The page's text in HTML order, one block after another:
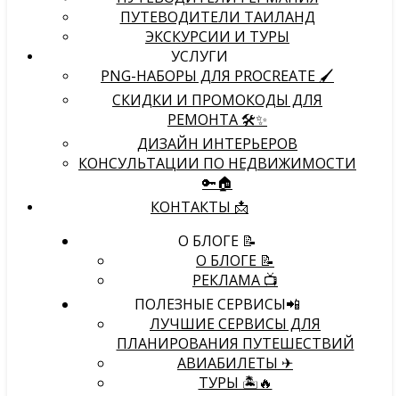
ПУТЕВОДИТЕЛИ ТАИЛАНД
ЭКСКУРСИИ И ТУРЫ
УСЛУГИ
PNG-НАБОРЫ ДЛЯ PROCREATE 🖌
СКИДКИ И ПРОМОКОДЫ ДЛЯ
РЕМОНТА 🛠️✨
ДИЗАЙН ИНТЕРЬЕРОВ
КОНСУЛЬТАЦИИ ПО НЕДВИЖИМОСТИ
🔑🏠
КОНТАКТЫ 📩
О БЛОГЕ 📝
О БЛОГЕ 📝
РЕКЛАМА 📺
ПОЛЕЗНЫЕ СЕРВИСЫ📲
ЛУЧШИЕ СЕРВИСЫ ДЛЯ
ПЛАНИРОВАНИЯ ПУТЕШЕСТВИЙ
АВИАБИЛЕТЫ ✈
ТУРЫ 🏝🔥